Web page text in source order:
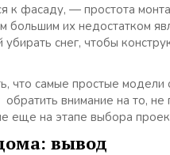
к фасаду, — простота
большим их недостатком
снег, чтобы
что самые простые модели
внимание на то, не
еще на этапе выбора
вывод